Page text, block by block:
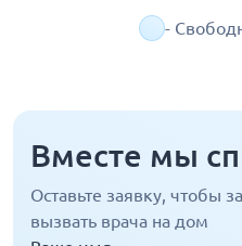
-
Вместе мы
Оставьте заявку, чтобы
вызвать врача на дом